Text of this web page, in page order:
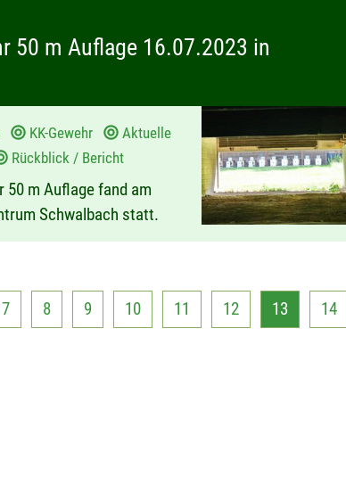
50 m Auflage 16.07.2023 in
KK-Gewehr
Aktuelle
Rückblick / Bericht
50 m Auflage fand am
Schwalbach statt.
7 8 9 10 11 12 13 14